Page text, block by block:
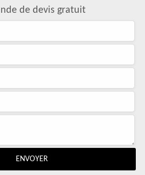
de devis gratuit